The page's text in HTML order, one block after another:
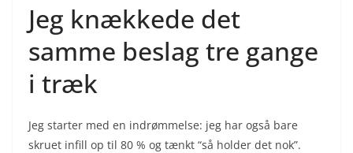
Jeg knækkede det
samme beslag tre gange
i træk
Jeg starter med en indrømmelse: jeg har også bare
skruet infill op til 80 % og tænkt “så holder det nok”.